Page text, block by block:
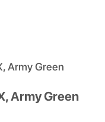
Army Green
Army Green